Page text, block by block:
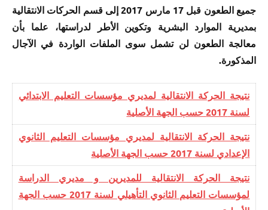
جميع الطعون قبل 17 مارس 2017 إلى قسم الحركات الانتقالية
بمديرية الموارد البشرية وتكوين الأطر لدراستها، علما بأن
معالجة الطعون لن تشمل سوى الملفات الواردة في الآجال
المذكورة.
​نتيجة الحركة الانتقالية لمديري مؤسسات التعليم الابتدائي
لسنة 2017 حسب الجهة الأصلية
نتيجة الحركة الانتقالية لمديري مؤسسات التعليم الثانوي
الإعدادي لسنة 2017 حسب الجهة الأصلية
​نتيجة الحركة الانتقالية للمديرين و مديري الدراسة
لمؤسسات التعليم الثانوي التأهيلي لسنة 2017 حسب الجهة